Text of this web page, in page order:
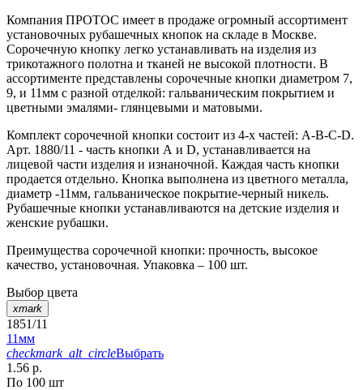
Компания ПРОТОС имеет в продаже огромный ассортимент
установочных рубашечных кнопок на складе в Москве.
Сорочечную кнопку легко устанавливать на изделия из
трикотажного полотна и тканей не высокой плотности. В
ассортименте представлены сорочечные кнопки диаметром 7,
9, и 11мм с разной отделкой: гальваническим покрытием и
цветными эмалями- глянцевыми и матовыми.
Комплект сорочечной кнопки состоит из 4-х частей: А-В-С-D.
Арт. 1880/11 - часть кнопки А и D, устанавливается на
лицевой части изделия и изнаночной. Каждая часть кнопки
продается отдельно. Кнопка выполнена из цветного металла,
диаметр -11мм, гальваническое покрытие-черный никель.
Рубашечные кнопки устанавливаются на детские изделия и
женские рубашки.
Преимущества сорочечной кнопки: прочность, высокое
качество, установочная. Упаковка – 100 шт.
Выбор цвета
xmark
1851/11
11мм
checkmark_alt_circleВыбрать
1.56 р.
По 100 шт